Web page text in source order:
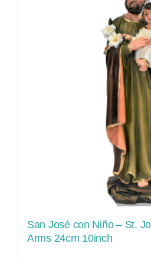
San José con Niño – St.
Arms 24cm 10inch